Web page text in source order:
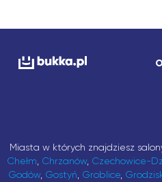
Miasta w których znajdziesz
Chełm Chrzanów, Czechowice-
Godów Gostyń Groblice